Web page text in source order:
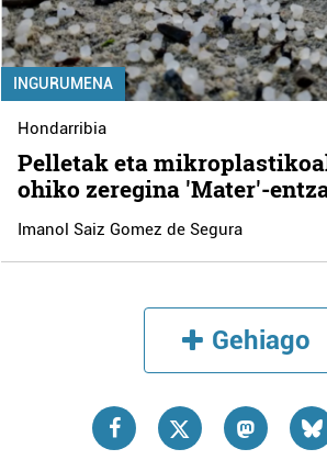
INGURUMENA
Hondarribia
Pelletak eta
ohiko zeregina 'Mater'-
Imanol Saiz Gomez de Segura
Gehiago